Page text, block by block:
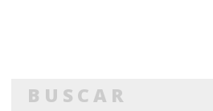
BUSCAR